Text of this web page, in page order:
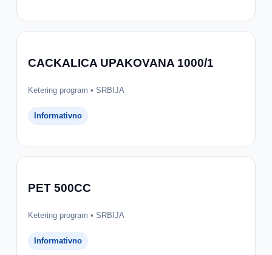
CACKALICA UPAKOVANA 1000/1
Ketering program • SRBIJA
Informativno
PET 500CC
Ketering program • SRBIJA
Informativno